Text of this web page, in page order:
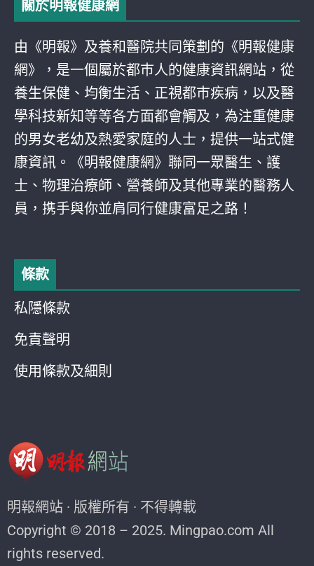
關於明報健康網
由《明報》及養和醫院共同策劃的《明報健康
網》，是一個屬於都巿人的健康資訊網站，從
養生保健、均衡生活、正視都巿疾病，以及醫
學科技新知等等各方面都會觸及，為注重健康
的男女老幼及熱愛家庭的人士，提供一站式健
康資訊。《明報健康網》聯同一眾醫生、護
士、物理治療師、營養師及其他專業的醫務人
員，携手與你並肩同行健康富足之路！
條款
私隱條款
免責聲明
使用條款及細則
明報網站 · 版權所有 · 不得轉載
Copyright © 2018 – 2025. Mingpao.com All
rights reserved.